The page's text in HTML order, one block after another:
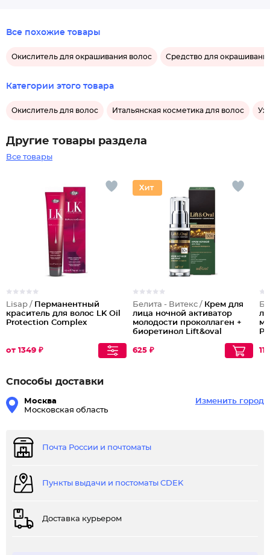
Все похожие товары
Окислитель для окрашивания волос Средство для
Категории этого товара
Окислитель для волос Итальянская косметика для волос
Другие товары раздела
Все товары
Lisap / Перманентный
краситель для волос LK Oil
Protection Complex
от 1349 ₽
Белита - Витекс / Крем для
лица ночной активатор
молодости проколлаген +
биоретинол Lift&oval
625 ₽
Способы доставки
Москва
Московская область
Изменить город
Почта России и почтоматы
Пункты выдачи и постоматы CDEK
Доставка курьером